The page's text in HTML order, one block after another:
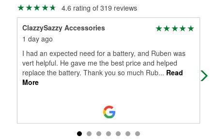
4.6 rating of 319 reviews
ClazzySazzy Accessories
1 day ago
I had an expected need for a battery, and Ruben was
vert helpful. He gave me the best price and helped
replace the battery. Thank you so much Rub... Read
More